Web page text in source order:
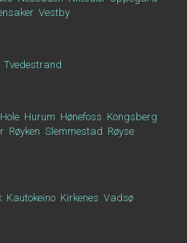
Vestby
Tvedestrand
Hole Hurum Hønefoss Kongsberg
Røyken Slemmestad Røyse
Kautokeino Kirkenes Vadsø